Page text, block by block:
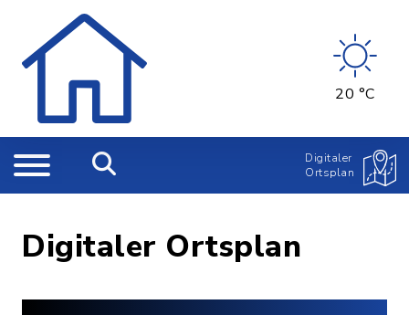
20 °C
Digitaler
Ortsplan
Digitaler Ortsplan